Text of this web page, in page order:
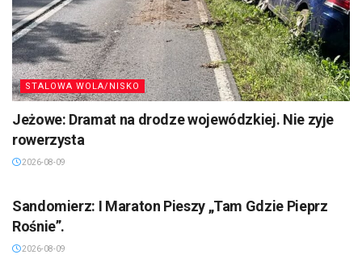
STALOWA WOLA/NISKO
Jeżowe: Dramat na drodze wojewódzkiej. Nie zyje
rowerzysta
2026-08-09
Sandomierz: I Maraton Pieszy „Tam Gdzie Pieprz
Rośnie”.
2026-08-09